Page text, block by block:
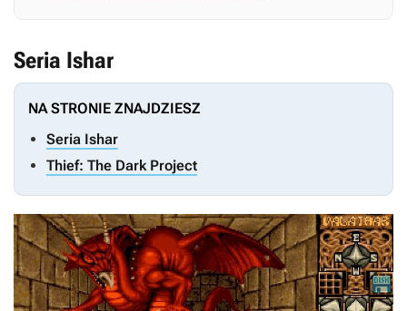
Seria Ishar
NA STRONIE ZNAJDZIESZ
Seria Ishar
Thief: The Dark Project